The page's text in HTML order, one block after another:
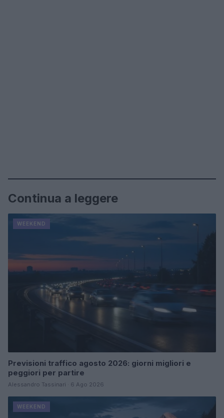
Continua a leggere
WEEKEND
Previsioni traffico agosto 2026: giorni migliori e
peggiori per partire
Alessandro Tassinari · 6 Ago 2026
WEEKEND